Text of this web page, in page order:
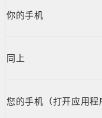
你的手机
同上
您的手机（打开应用程